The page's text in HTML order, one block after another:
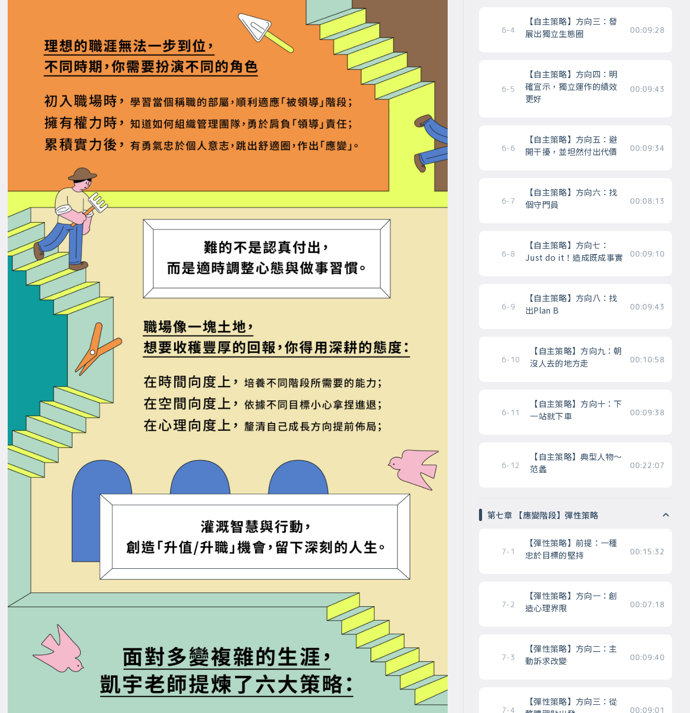
6-4
【自主策略】方向三：發
展出獨立生態圈
00:09:28
6-5
【自主策略】方向四：明
確宣示，獨立運作的績效
更好
00:09:43
6-6
【自主策略】方向五：避
開干擾，並坦然付出代價
00:09:34
6-7
【自主策略】方向六：找
個守門員
00:08:13
6-8
【自主策略】方向七：
Just do it！造成既成事實
00:09:10
6-9
【自主策略】方向八：找
出Plan B
00:09:43
6-10
【自主策略】方向九：朝
沒人去的地方走
00:10:58
6-11
【自主策略】方向十：下
一站就下車
00:09:38
6-12
【自主策略】典型人物～
范蠡
00:22:07
第七章 【應變階段】彈性策略
7-1
【彈性策略】前提：一種
忠於目標的堅持
00:15:32
7-2
【彈性策略】方向一：創
造心理界限
00:07:18
7-3
【彈性策略】方向二：主
動訴求改變
00:09:40
7-4
【彈性策略】方向三：從
00:09:01